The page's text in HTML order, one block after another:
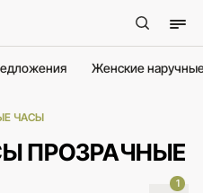
Женские
ЧАСЫ
ПРОЗРАЧНЫЕ
1